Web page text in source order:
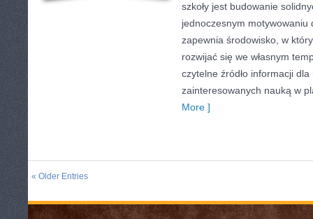
szkoły jest budowanie
jednoczesnym motywowaniu
zapewnia środowisko, w
rozwijać się we własnym
czytelne źródło informacji
zainteresowanych nauką w
More ]
« Older Entries